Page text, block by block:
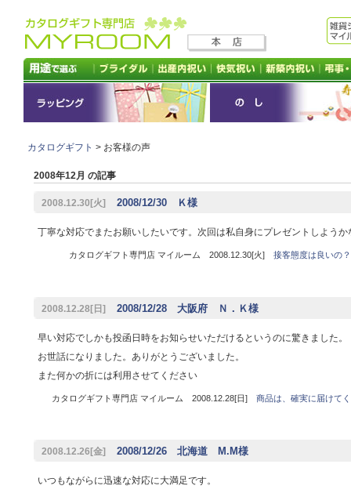
カタログギフト > お客様の声
2008年12月 の記事
2008.12.30[火] 2008/12/30 Ｋ様
丁寧な対応でまたお願いしたいです。次回は私自身にプレゼントしようか
カタログギフト専門店 マイルーム 2008.12.30[火] 接客態度は良いの？
2008.12.28[日] 2008/12/28 大阪府 Ｎ．Ｋ様
早い対応でしかも投函日時をお知らせいただけるというのに驚きました。
お世話になりました。ありがとうございました。
また何かの折には利用させてください
カタログギフト専門店 マイルーム 2008.12.28[日] 商品は、確実に届けて
2008.12.26[金] 2008/12/26 北海道 M.M様
いつもながらに迅速な対応に大満足です。